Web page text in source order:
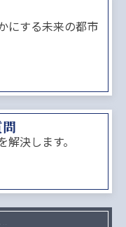
にする未来の都市
決します。